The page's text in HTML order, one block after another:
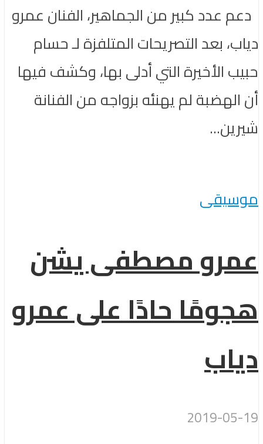
دعم عدد كبير من الجماهير، الفنان عمرو
دياب، بعد التصريحات المتلفزة لـ حسام
حبيب الأخيرة التي أدلى بها، وكشف فيها
أن الهضبة لم يهنئه بزواجه من الفنانة
شيرين...
موسيقى
عمرو مصطفى يشن
هجومًا حادًا على عمرو
دياب
2019-05-19